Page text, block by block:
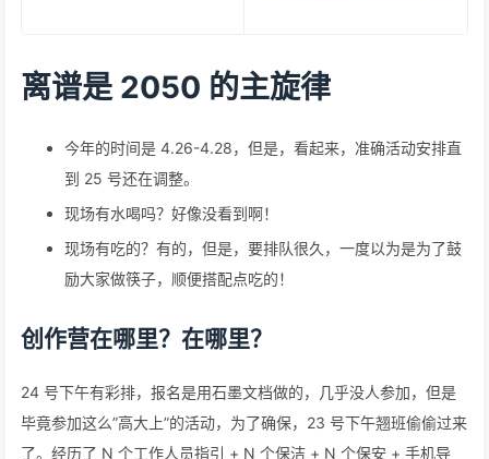
离谱是 2050 的主旋律
今年的时间是 4.26-4.28，但是，看起来，准确活动安排直
到 25 号还在调整。
现场有水喝吗？好像没看到啊！
现场有吃的？有的，但是，要排队很久，一度以为是为了鼓
励大家做筷子，顺便搭配点吃的！
创作营在哪里？在哪里？
24 号下午有彩排，报名是用石墨文档做的，几乎没人参加，但是
毕竟参加这么”高大上”的活动，为了确保，23 号下午翘班偷偷过来
了。经历了 N 个工作人员指引 + N 个保洁 + N 个保安 + 手机导